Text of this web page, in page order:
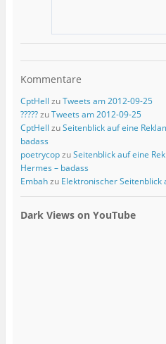
Kommentare
CptHell zuTweets am 2012-09-25
?????zuTweets am 2012-09-25
CptHell zuSeitenblick auf eine
badass
poetrycopzuSeitenblick auf eine
Hermes – badass
Embahzu Elektronischer Seitenblick
Dark Views on YouTube